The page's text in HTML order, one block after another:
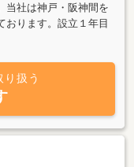
当社は神戸・阪神間を
おります。設立１年目
ご依頼を頂いておりま
伝いさせて頂きま
扱う